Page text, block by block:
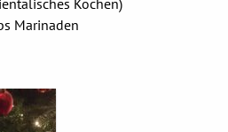
Marinaden